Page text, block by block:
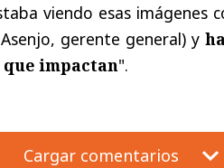
viendo esas imágenes
gerente general) y
impactan".
Cargar comentarios